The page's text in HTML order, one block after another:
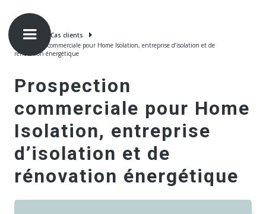
Accueil Cas clients 
Prospection commerciale pour Home Isolation, entreprise d’isolation et de
rénovation énergétique
Prospection
commerciale pour Home
Isolation, entreprise
d’isolation et de
rénovation énergétique